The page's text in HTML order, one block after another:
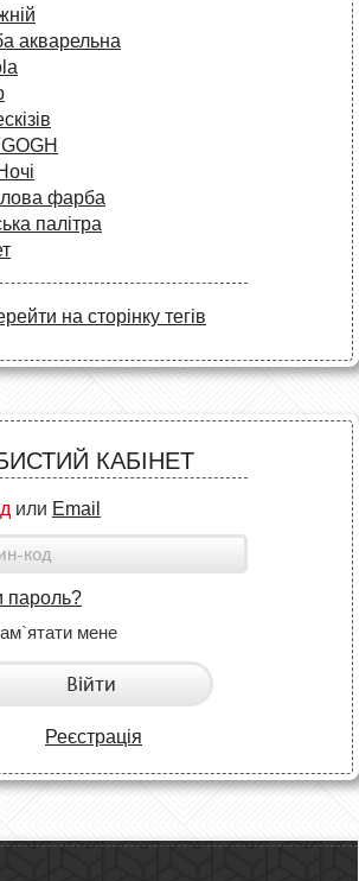
акварельна
фарба
палітра
на сторінку тегів
КАБІНЕТ
или Email
пароль?
мене
Війти
Реєстрація